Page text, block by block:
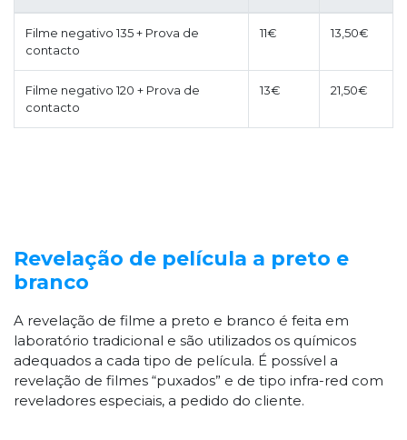
Filme negativo 135 + Prova de
contacto
11€ 13,50€
Filme negativo 120 + Prova de
contacto
13€ 21,50€
Revelação de película a preto e
branco
A revelação de filme a preto e branco é feita em
laboratório tradicional e são utilizados os químicos
adequados a cada tipo de película. É possível a
revelação de filmes “puxados” e de tipo infra-red com
reveladores especiais, a pedido do cliente.